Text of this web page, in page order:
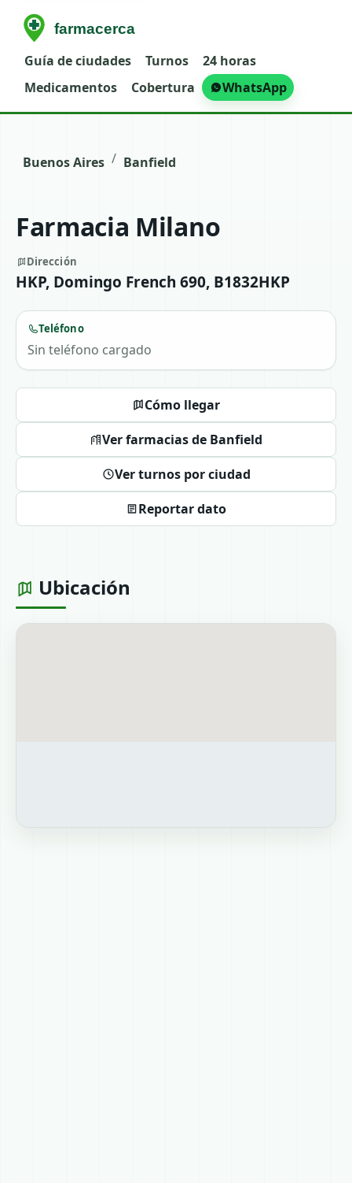
Guía de ciudades Turnos
24 horas
Medicamentos
Cobertura WhatsApp
Buenos Aires / Banfield
Farmacia Milano
Dirección
HKP, Domingo French 690, B1832HKP
Teléfono
Sin teléfono cargado
Cómo llegar
Ver farmacias de Banfield
Ver turnos por ciudad
Reportar dato
Ubicación